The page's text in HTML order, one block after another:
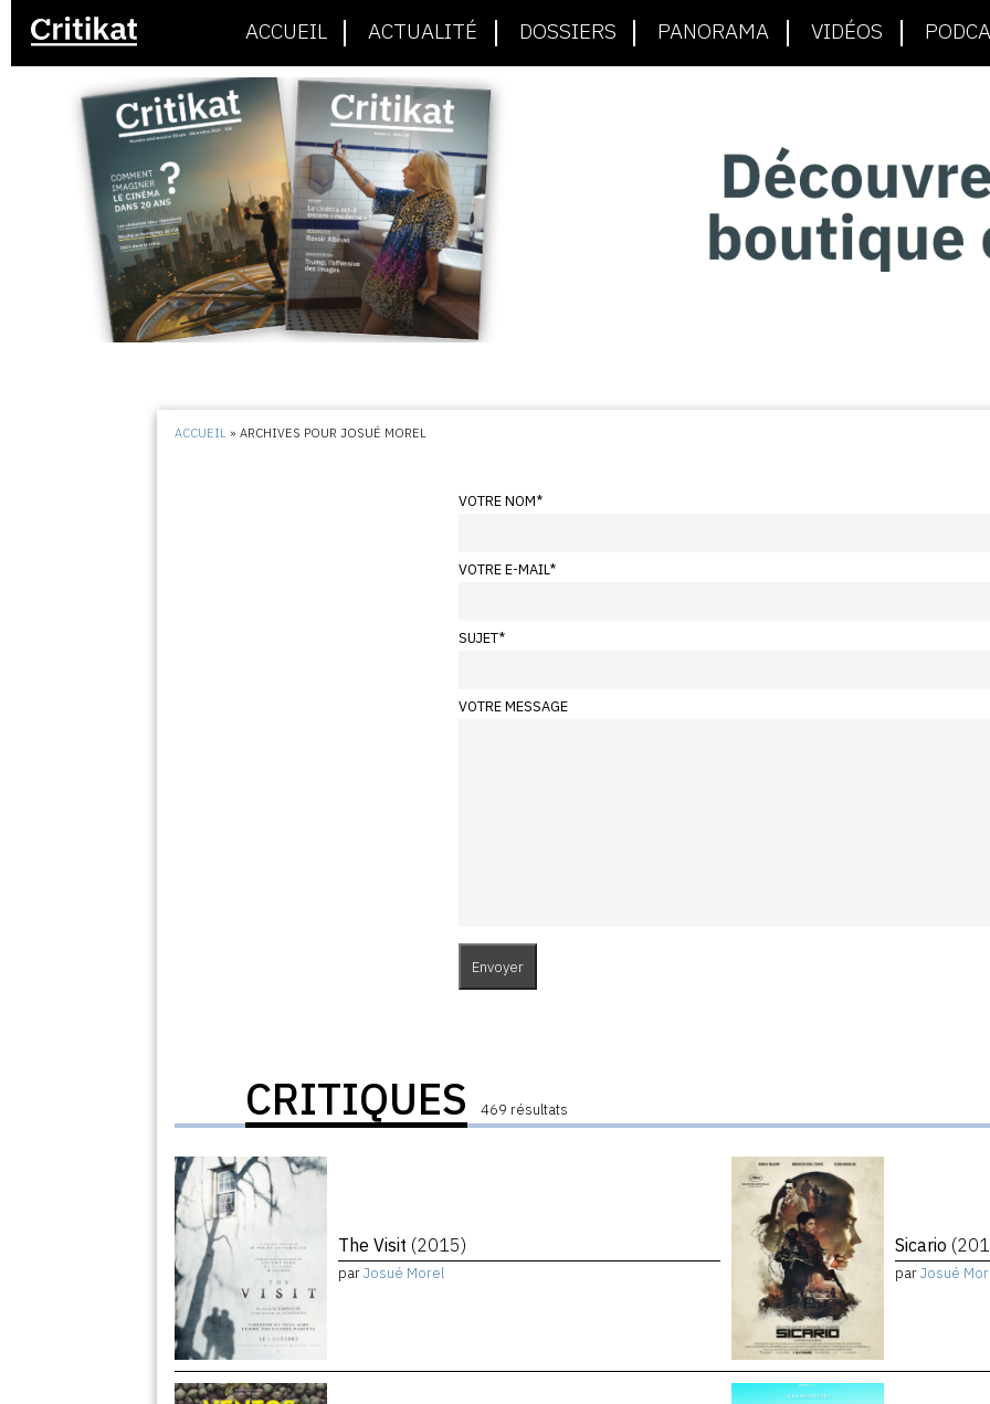
ACCUEIL ACTUALITÉ DOSSIERS PANORAMA VIDÉOS
ACCUEIL »ARCHIVES POUR JOSUÉ MOREL
VOTRE NOM*
VOTRE E-MAIL*
SUJET*
VOTRE MESSAGE
CRITIQUES 469 résultats
The Visit (2015)
parJosué Morel
Sicario
parJosué